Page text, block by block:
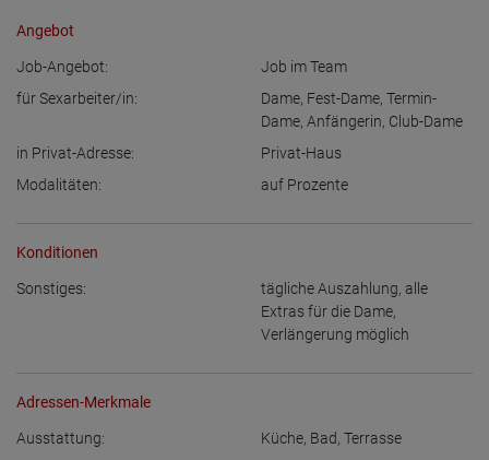
Angebot
Job-Angebot:
Job im Team
für Sexarbeiter/in:
Dame, Fest-Dame, Termin-
Dame, Anfängerin, Club-Dame
in Privat-Adresse:
Privat-Haus
Modalitäten:
auf Prozente
Konditionen
Sonstiges: tägliche Auszahlung, alle
Extras für die Dame,
Verlängerung möglich
Adressen-Merkmale
Ausstattung: Küche, Bad, Terrasse